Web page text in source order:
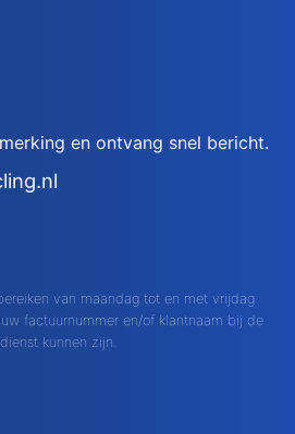
en ontvang snel bericht.
van maandag tot en met vrijdag
factuurnummer en/of klantnaam bij de
kunnen zijn.